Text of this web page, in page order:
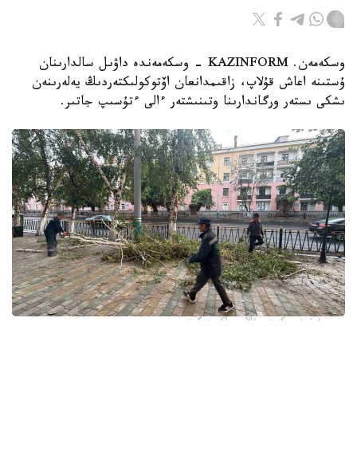
وسكەمەن. KAZINFORM - وسكەمەندە داۋىل سالدارىنان
ۇستىنە اعاش قۇلاپ، زاقىمدانعان اۆتوكولىكتەردىڭ يەلەرىنەن
ىشكى ىستەر ورگاندارىنا وتىنىشتەر ءالى ءتۇسىپ جاتىر.
فوتو: وسكەمەن قالاسى اكىمدىگىنەن